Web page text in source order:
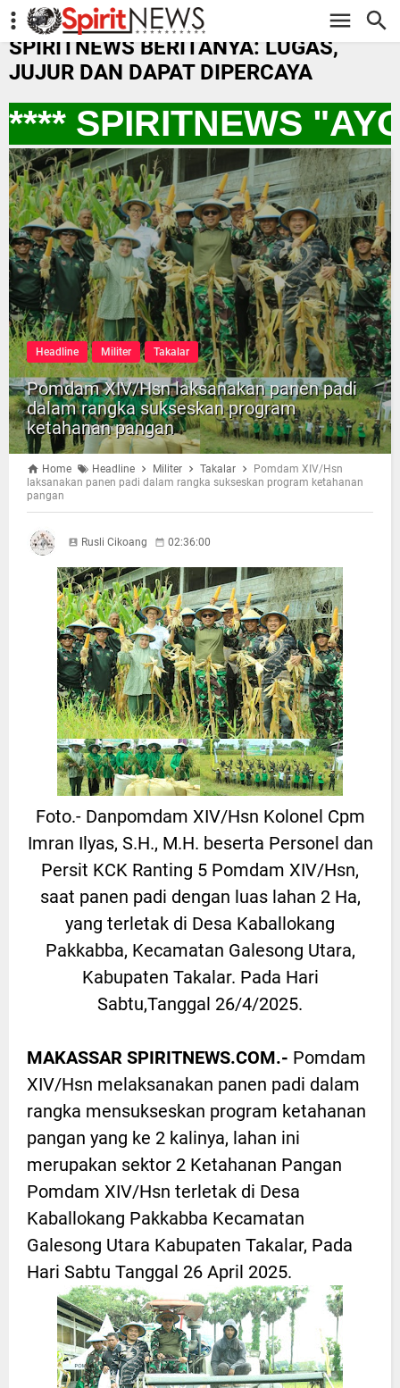
-->
SPIRITNEWS BERITANYA: LUGAS,
JUJUR DAN DAPAT DIPERCAYA
SPIRITNEWS "AYO
Headline Militer Takalar
Pomdam XIV/Hsn laksanakan panen padi
dalam rangka sukseskan program
ketahanan pangan
Home Headline Militer Takalar
Pomdam XIV/Hsn
laksanakan panen padi dalam rangka sukseskan program ketahanan
pangan
Rusli Cikoang 02:36:00
Foto.- Danpomdam XIV/Hsn Kolonel Cpm
Imran Ilyas, S.H., M.H. beserta Personel dan
Persit KCK Ranting 5 Pomdam XIV/Hsn,
saat panen padi dengan luas lahan 2 Ha,
yang terletak di Desa Kaballokang
Pakkabba, Kecamatan Galesong Utara,
Kabupaten Takalar. Pada Hari
Sabtu,Tanggal 26/4/2025.
MAKASSAR SPIRITNEWS.COM.- Pomdam
XIV/Hsn melaksanakan panen padi dalam
rangka mensukseskan program ketahanan
pangan yang ke 2 kalinya, lahan ini
merupakan sektor 2 Ketahanan Pangan
Pomdam XIV/Hsn terletak di Desa
Kaballokang Pakkabba Kecamatan
Galesong Utara Kabupaten Takalar, Pada
Hari Sabtu Tanggal 26 April 2025.